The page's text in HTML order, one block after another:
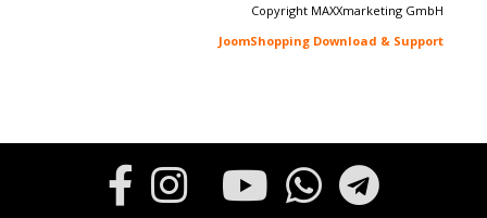
Copyright MAXXmarketing GmbH
JoomShopping Download & Support